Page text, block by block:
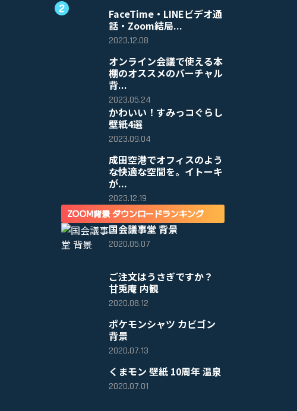
FaceTime・LINEビデオ通
話・Zoom結局...
2023.12.08
オンライン会議で使える本
棚のオススメのバーチャル
背...
2023.05.24
かわいい！すみっコぐらし
壁紙4選
2023.09.04
成田空港でオフィスのよう
な快適な空間を。イトーキ
が...
2023.12.19
ZOOM背景 ダウンロードランキング
国会議事堂 背景
2020.05.07
ご注文はうさぎですか？
甘兎庵 内観
2020.08.12
ポケモンシャツ カビゴン
背景
2020.07.13
くまモン 壁紙 10周年 温泉
2020.07.01